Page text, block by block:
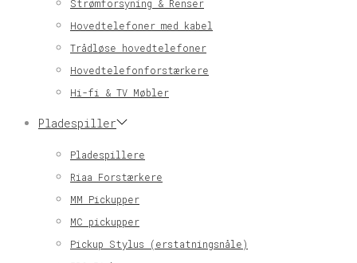
Strømforsyning & Renser
Hovedtelefoner med kabel
Trådløse hovedtelefoner
Hovedtelefonforstærkere
Hi-fi & TV Møbler
Pladespiller
Pladespillere
Riaa Forstærkere
MM Pickupper
MC pickupper
Pickup Stylus (erstatningsnåle)